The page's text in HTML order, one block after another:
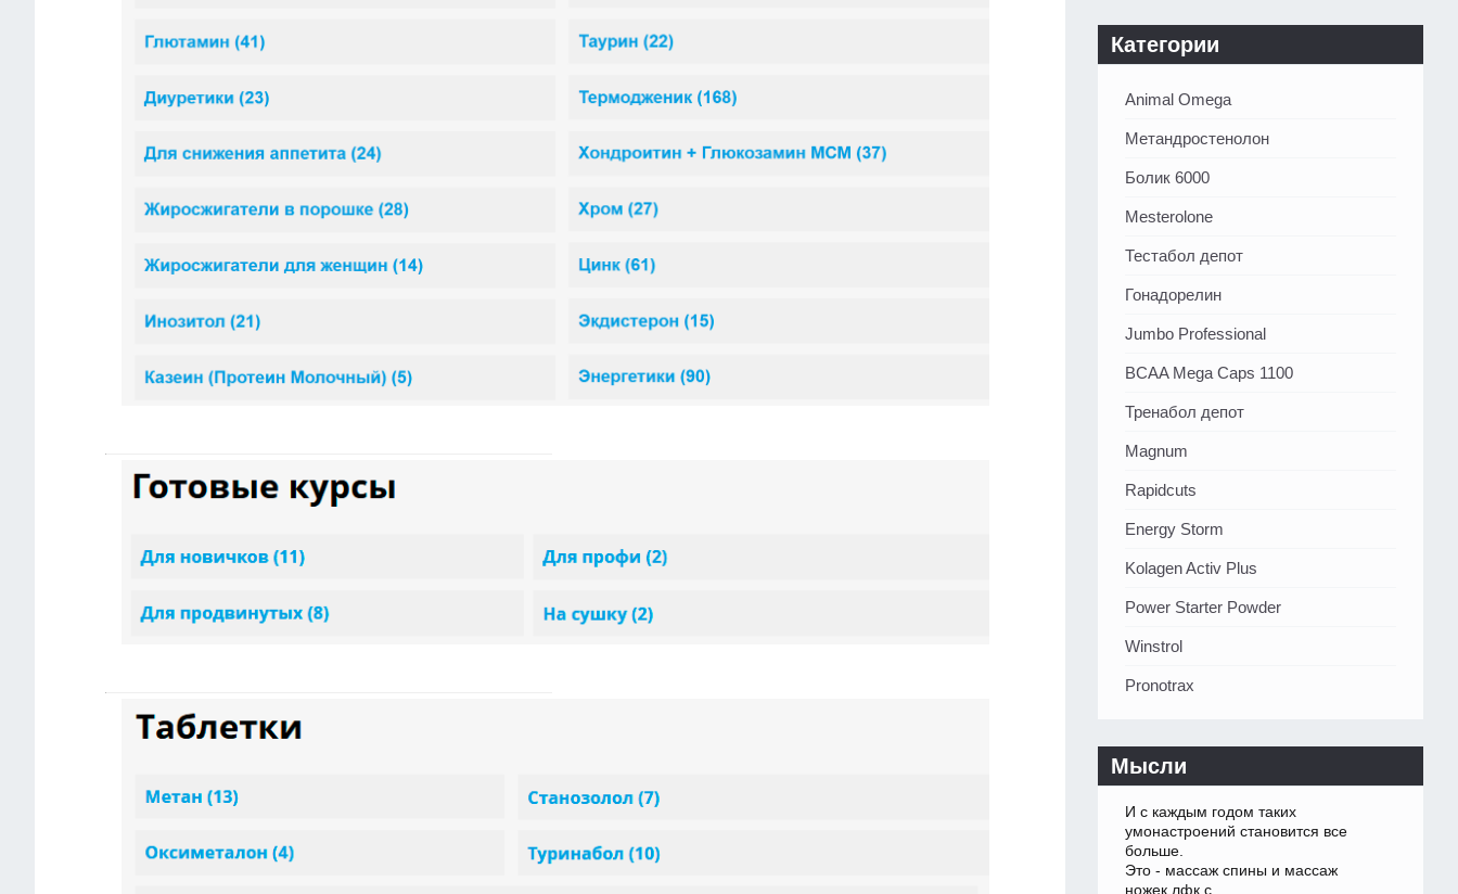
Категории
Animal Omega
Метандростенолон
Болик 6000
Mesterolone
Тестабол депот
Гонадорелин
Jumbo Professional
BCAA Mega Caps 1100
Тренабол депот
Magnum
Rapidcuts
Energy Storm
Kolagen Activ Plus
Power Starter Powder
Winstrol
Pronotrax
Мысли
И с каждым годом таких
умонастроений становится все
больше.
Это - массаж спины и массаж
ножек,лфк с